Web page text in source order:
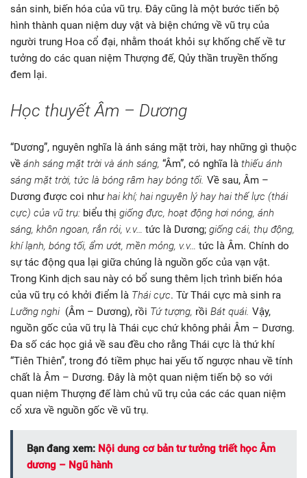
sản sinh, biến hóa của vũ trụ. Đây cũng là một bước tiến bộ
hình thành quan niệm duy vật và biện chứng về vũ trụ của
người trung Hoa cổ đại, nhằm thoát khỏi sự khống chế về tư
tưởng do các quan niệm Thượng đế, Qủy thần truyền thống
đem lại.
Học thuyết Âm – Dương
“Dương”, nguyên nghĩa là ánh sáng mặt trời, hay những gì thuộc
về ánh sáng mặt trời và ánh sáng, “Âm”, có nghĩa là thiếu ánh
sáng mặt trời, tức là bóng râm hay bóng tối. Về sau, Âm –
Dương được coi nhưhai khí; hai nguyên lý hay hai thế lực (thái
cực) của vũ trụ: biểu thị giống đực, hoạt động hơi nóng, ánh
sáng, khôn ngoan, rắn rỏi, v.v… tức là Dương; giống cái, thụ động,
khí lạnh, bóng tối, ẩm ướt, mền mỏng, v.v… tức là Âm. Chính do
sự tác động qua lại giữa chúng là nguồn gốc của vạn vật.
Trong Kinh dịch sau này có bổ sung thêm lịch trình biến hóa
của vũ trụ có khởi điểm là Thái cực. Từ Thái cực mà sinh ra
Lưỡng nghi (Âm – Dương), rồi Tứ tượng, rồi Bát quái. Vậy,
nguồn gốc của vũ trụ là Thái cục chứ không phải Âm – Dương.
Đa số các học giả về sau đều cho rằng Thái cực là thứ khí
“Tiên Thiên”, trong đó tiềm phục hai yếu tố ngược nhau về tính
chất là Âm – Dương. Đây là một quan niệm tiến bộ so với
quan niệm Thượng đế làm chủ vũ trụ của các các quan niệm
cổ xưa về nguồn gốc về vũ trụ.
Bạn đang xem: Nội dung cơ bản tư tưởng triết học Âm
dương – Ngũ hành